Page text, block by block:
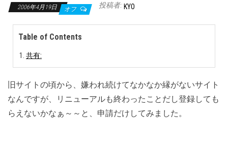
2006年4月19日 オフ 投稿者: KYO
Table of Contents
共有:
旧サイトの頃から、嫌われ続けてなかなか縁がないサイト
なんですが、リニューアルも終わったことだし登録しても
らえないかなぁ～～と、申請だけしてみました。